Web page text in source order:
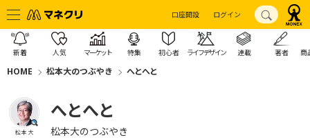
口座開設 ログイン
新着 人気 マーケット 特集 初心者 ライフデザイン 連載 著者 商
HOME 松本大のつぶやき へとへと
松本 大
へとへと
松本大のつぶやき